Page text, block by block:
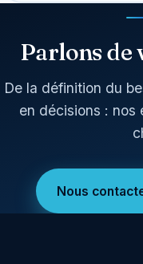
Parlons de
De la définition du
en décisions : nos
Nous